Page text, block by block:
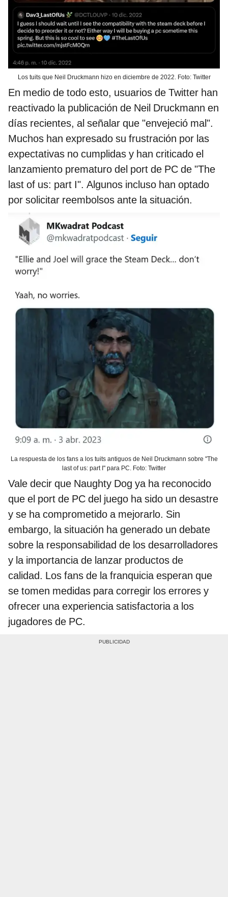
Los tuits que Neil Druckmann hizo en diciembre de 2022. Foto: Twitter
En medio de todo esto, usuarios de Twitter han
reactivado la publicación de Neil Druckmann en
días recientes, al señalar que "envejeció mal".
Muchos han expresado su frustración por las
expectativas no cumplidas y han criticado el
lanzamiento prematuro del port de PC de "The
last of us: part I". Algunos incluso han optado
por solicitar reembolsos ante la situación.
La respuesta de los fans a los tuits antiguos de Neil Druckmann sobre "The
last of us: part I" para PC. Foto: Twitter
Vale decir que Naughty Dog ya ha reconocido
que el port de PC del juego ha sido un desastre
y se ha comprometido a mejorarlo. Sin
embargo, la situación ha generado un debate
sobre la responsabilidad de los desarrolladores
y la importancia de lanzar productos de
calidad. Los fans de la franquicia esperan que
se tomen medidas para corregir los errores y
ofrecer una experiencia satisfactoria a los
jugadores de PC.